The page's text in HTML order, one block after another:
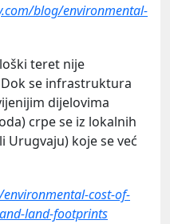
blog/environmental-
teret nije
se infrastruktura
dijelovima
crpe se iz lokalnih
Urugvaju) koje se već
cost-of-
land-footprints